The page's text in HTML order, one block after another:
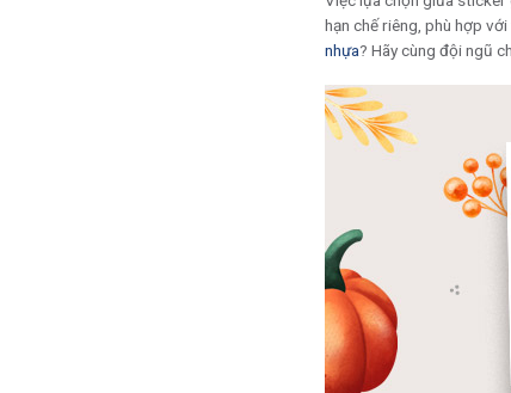
hạn chế riêng, phù hợp
nhựa? Hãy cùng đội ngũ